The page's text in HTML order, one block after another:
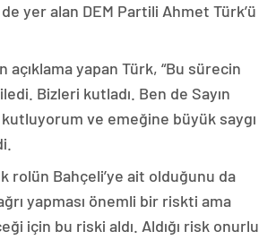
yer alan DEM Partili Ahmet Türk’ü
açıklama yapan Türk, “Bu sürecin
Bizleri kutladı. Ben de Sayın
kutluyorum ve emeğine büyük saygı
rolün Bahçeli’ye ait olduğunu da
yapması önemli bir riskti ama
için bu riski aldı. Aldığı risk onurlu